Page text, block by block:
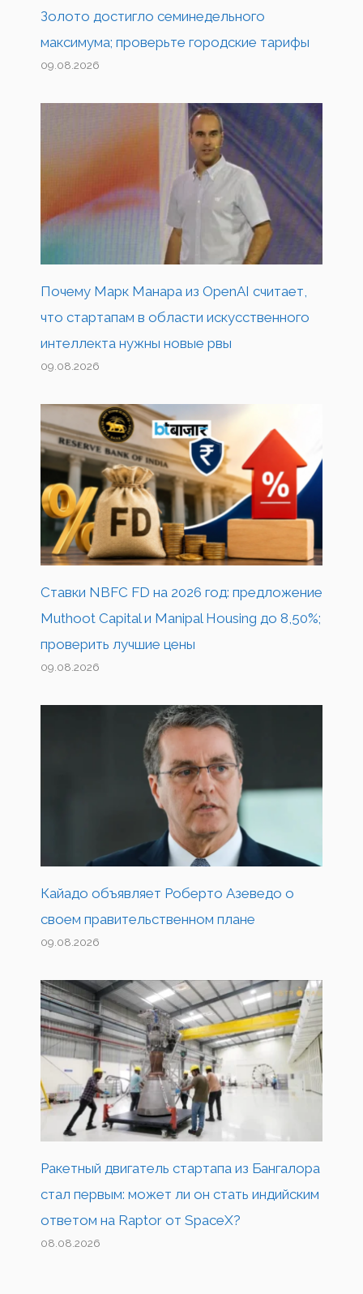
Золото достигло семинедельного
максимума; проверьте городские тарифы
09.08.2026
Почему Марк Манара из OpenAI считает,
что стартапам в области искусственного
интеллекта нужны новые рвы
09.08.2026
Ставки NBFC FD на 2026 год: предложение
Muthoot Capital и Manipal Housing до 8,50%;
проверить лучшие цены
09.08.2026
Кайадо объявляет Роберто Азеведо о
своем правительственном плане
09.08.2026
Ракетный двигатель стартапа из Бангалора
стал первым: может ли он стать индийским
ответом на Raptor от SpaceX?
08.08.2026